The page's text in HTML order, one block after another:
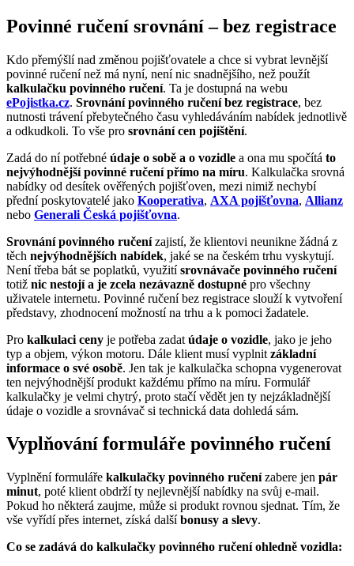
Povinné ručení srovnání – bez registrace
Kdo přemýšlí nad změnou pojišťovatele a chce si vybrat levnější
povinné ručení než má nyní, není nic snadnějšího, než použít
kalkulačku povinného ručení. Ta je dostupná na webu
ePojistka.cz. Srovnání povinného ručení bez registrace, bez
nutnosti trávení přebytečného času vyhledáváním nabídek jednotlivě
a odkudkoli. To vše pro srovnání cen pojištění.
Zadá do ní potřebné údaje o sobě a o vozidle a ona mu spočítá to
nejvýhodnější povinné ručení přímo na míru. Kalkulačka srovná
nabídky od desítek ověřených pojišťoven, mezi nimiž nechybí
přední poskytovatelé jako Kooperativa, AXA pojišťovna, Allianz
nebo Generali Česká pojišťovna.
Srovnání povinného ručenízajistí, že klientovi neunikne žádná z
těch nejvýhodnějších nabídek, jaké se na českém trhu vyskytují.
Není třeba bát se poplatků, využitísrovnávače povinného ručení
totiž nic nestojí a je zcela nezávazně dostupné pro všechny
uživatele internetu. Povinné ručení bez registrace slouží k vytvoření
představy, zhodnocení možností na trhu a k pomoci žadatele.
Pro kalkulaci ceny je potřeba zadat údaje o vozidle, jako je jeho
typ a objem, výkon motoru. Dále klient musí vyplnit základní
informace o své osobě. Jen tak je kalkulačka schopna vygenerovat
ten nejvýhodnější produkt každému přímo na míru. Formulář
kalkulačky je velmi chytrý, proto stačí vědět jen ty nejzákladnější
údaje o vozidle a srovnávač si technická data dohledá sám.
Vyplňování formuláře povinného ručení
Vyplnění formuláře kalkulačky povinného ručenízabere jen pár
minut, poté klient obdrží ty nejlevnější nabídky na svůj e-mail.
Pokud ho některá zaujme, může si produkt rovnou sjednat. Tím, že
vše vyřídí přes internet, získá dalšíbonusy a slevy.
Co se zadává do kalkulačky povinného ručení ohledně vozidla: